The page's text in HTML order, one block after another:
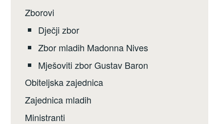
Zborovi
Dječji zbor
Zbor mladih Madonna Nives
Mješoviti zbor Gustav Baron
Obiteljska zajednica
Zajednica mladih
Ministranti